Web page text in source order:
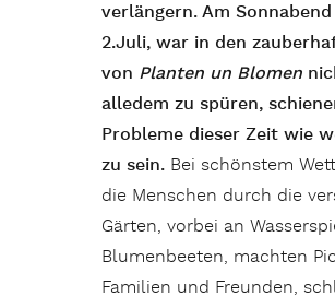
verlängern. Am
2.Juli, war in den
von Planten un Blomen
alledem zu spüren,
Probleme dieser Zeit wie
zu sein. Bei schönstem
die Menschen durch die
Gärten, vorbei an
Blumenbeeten, machten
Familien und Freunden,